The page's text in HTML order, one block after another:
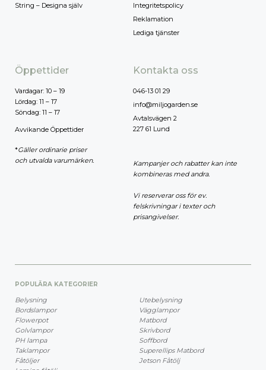
String – Designa själv
Integritetspolicy
Reklamation
Lediga tjänster
Öppettider
Vardagar: 10 – 19
Lördag: 11 – 17
Söndag: 11 – 17
Avvikande Öppettider
*Gäller ordinarie priser
och utvalda varumärken.
Kontakta oss
046-13 01 29
info@miljogarden.se
Avtalsvägen 2
227 61 Lund
Kampanjer och rabatter kan inte
kombineras med andra.
Vi reserverar oss för ev.
felskrivningar i texter och
prisangivelser.
POPULÄRA KATEGORIER
Belysning
Bordslampor
Flowerpot
Golvlampor
PH lampa
Taklampor
Fåtöljer
Utebelysning
Vägglampor
Matbord
Skrivbord
Soffbord
Superellips Matbord
Jetson Fåtölj